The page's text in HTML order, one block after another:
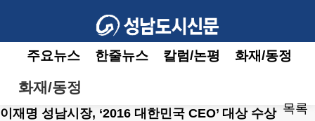
주요뉴스 한줄뉴스 칼럼/논평 화재/동정
화재/동정
목록
이재명 성남시장, ‘2016 대한민국 CEO’ 대상 수상